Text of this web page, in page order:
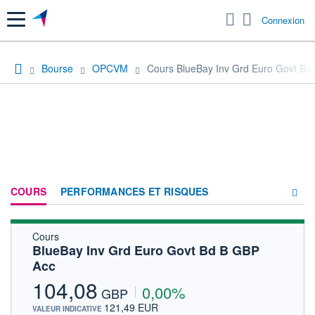
Menu Connexion
Bourse OPCVM Cours BlueBay Inv Grd Euro Govt Bd
COURS PERFORMANCES ET RISQUES
FORUM
Cours
BlueBay Inv Grd Euro Govt Bd B GBP
Acc
104,08 GBP 0,00%
VALEUR INDICATIVE 121,49 EUR